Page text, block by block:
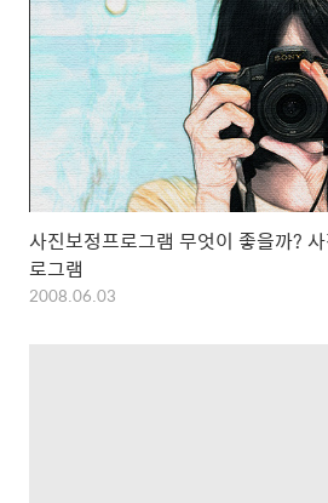
사진보정프로그램 무엇이 좋을까?
로그램
2008.06.03